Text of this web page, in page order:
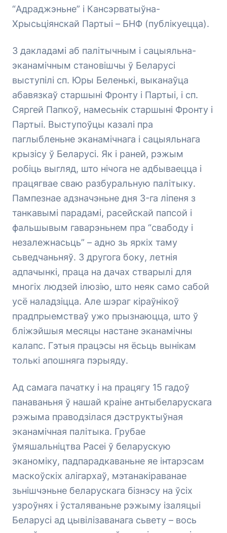
“Адраджэньне” і Кансэрватыўна-
Хрысьціянскай Партыі – БНФ (публікуецца).
З дакладамі аб палітычным і сацыяльна-
эканамічным становішчы ў Беларусі
выступілі сп. Юры Беленькі, выканаўца
абавязкаў старшыні Фронту і Партыі, і сп.
Сяргей Папкоў, намесьнік старшыні Фронту і
Партыі. Выступоўцы казалі пра
паглыбленьне эканамічнага і сацыяльнага
крызісу ў Беларусі. Як і раней, рэжым
робіць выгляд, што нічога не адбываецца і
працягвае сваю разбуральную палітыку.
Пампезнае адзначэньне дня 3-га ліпеня з
танкавымі парадамі, расейскай папсой і
фальшывым гаварэньнем пра “свабоду і
незалежнасьць” – адно зь яркіх таму
сьведчаньняў. З другога боку, летнія
адпачынкі, праца на дачах стварылі для
многіх людзей ілюзію, што неяк само сабой
усё наладзіцца. Але шэраг кіраўнікоў
прадпрыемстваў ужо прызнаюцца, што ў
бліжэйшыя месяцы настане эканамічны
калапс. Гэтыя працэсы ня ёсьць вынікам
толькі апошняга пэрыяду.
Ад самага пачатку і на працягу 15 гадоў
панаваньня ў нашай краіне антыбеларускага
рэжыма праводзілася дэструктыўная
эканамічная палітыка. Грубае
ўмяшальніцтва Расеі ў беларускую
эканоміку, падпарадкаваньне яе інтарэсам
маскоўскіх алігархаў, мэтанакіраванае
зьнішчэньне беларускага бізнэсу на ўсіх
узроўнях і ўсталяваньне рэжыму ізаляцыі
Беларусі ад цывілізаванага сьвету – вось